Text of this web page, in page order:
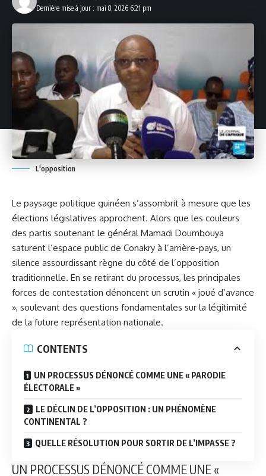
Dernière mise à jour : mai 8, 2026 6:21 pm
L'opposition
Le paysage politique guinéen s’assombrit à mesure que les
élections législatives approchent. Alors que les couleurs
des partis soutenant le général Mamadi Doumbouya
saturent l’espace public de Conakry à l’arrière-pays, un
silence assourdissant règne du côté de l’opposition
traditionnelle. En se retirant du processus, les principales
forces de contestation dénoncent un scrutin « joué d’avance
», soulevant des questions fondamentales sur la légitimité
de la future représentation nationale.
CONTENTS
UN PROCESSUS DÉNONCÉ COMME UNE « PARODIE
ÉLECTORALE »
LE DÉCLIN DE L’OPPOSITION : UN PHÉNOMÈNE
CONTINENTAL ?
QUELLE RÉSOLUTION POUR SORTIR DE L’IMPASSE ?
UN PROCESSUS DÉNONCÉ COMME UNE «